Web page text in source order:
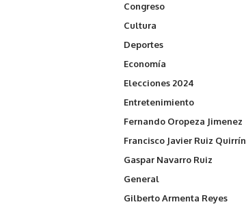
Congreso
Cultura
Deportes
Economía
Elecciones 2024
Entretenimiento
Fernando Oropeza Jimenez
Francisco Javier Ruiz Quirrín
Gaspar Navarro Ruiz
General
Gilberto Armenta Reyes